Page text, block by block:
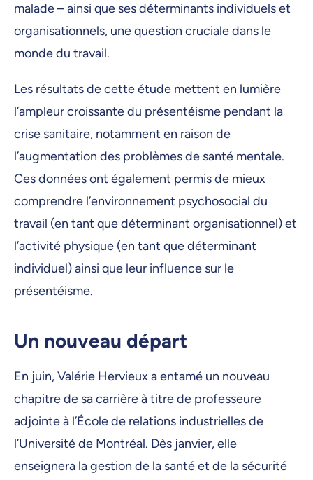
malade – ainsi que ses déterminants individuels et
organisationnels, une question cruciale dans le
monde du travail.
Les résultats de cette étude mettent en lumière
l’ampleur croissante du présentéisme pendant la
crise sanitaire, notamment en raison de
l’augmentation des problèmes de santé mentale.
Ces données ont également permis de mieux
comprendre l’environnement psychosocial du
travail (en tant que déterminant organisationnel) et
l’activité physique (en tant que déterminant
individuel) ainsi que leur influence sur le
présentéisme.
Un nouveau départ
En juin, Valérie Hervieux a entamé un nouveau
chapitre de sa carrière à titre de professeure
adjointe à l’École de relations industrielles de
l’Université de Montréal. Dès janvier, elle
enseignera la gestion de la santé et de la sécurité